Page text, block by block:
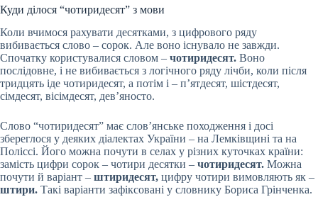
Куди ділося “чотиридесят” з мови
Коли вчимося рахувати десятками, з цифрового ряду
вибивається слово – сорок. Але воно існувало не завжди.
Спочатку користувалися словом – чотиридесят. Воно
послідовне, і не вибивається з логічного ряду лічби, коли після
тридцять іде чотиридесят, а потім і – п’ятдесят, шістдесят,
сімдесят, вісімдесят, дев’яносто.
Слово “чотиридесят” має слов’янське походження і досі
збереглося у деяких діалектах України – на Лемківщині та на
Поліссі. Його можна почути в селах у різних куточках країни:
замість цифри сорок – чотири десятки – чотиридесят. Можна
почути й варіант – штиридесят, цифру чотири вимовляють як –
штири. Такі варіанти зафіксовані у словнику Бориса Грінченка.